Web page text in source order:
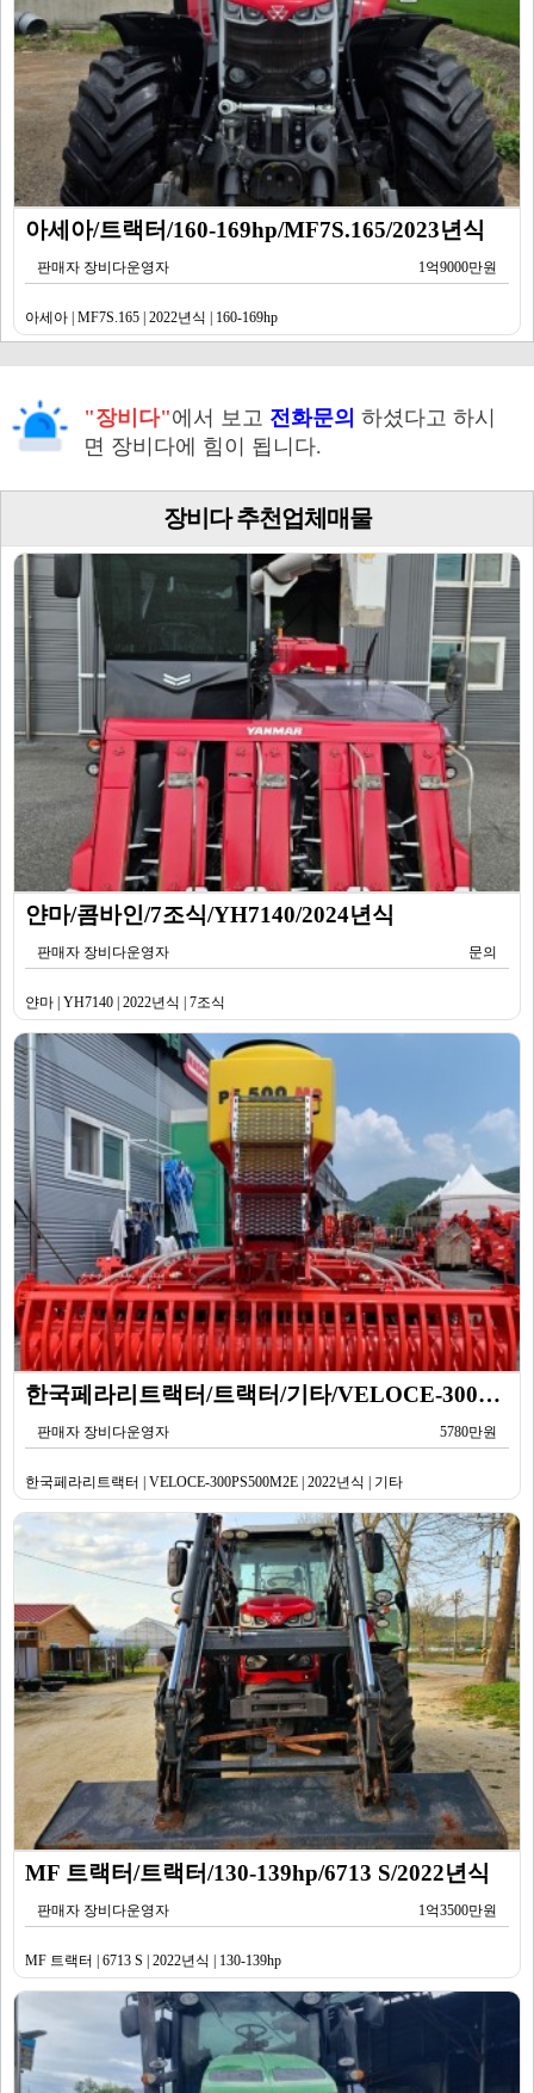
아세아/트랙터/160-169hp/MF7S.165/2023년식
판매자 장비다운영자 1억9000만원
아세아 | MF7S.165 | 2022년식 | 160-169hp
"장비다"에서 보고 전화문의 하셨다고 하시
면 장비다에 힘이 됩니다.
장비다 추천업체매물
얀마/콤바인/7조식/YH7140/2024년식
판매자 장비다운영자 문의
얀마 | YH7140 | 2022년식 | 7조식
한국페라리트랙터/트랙터/기타/VELOCE-300PS500M2E/2022년식
판매자 장비다운영자 5780만원
한국페라리트랙터 | VELOCE-300PS500M2E | 2022년식 | 기타
MF 트랙터/트랙터/130-139hp/6713 S/2022년식
판매자 장비다운영자 1억3500만원
MF 트랙터 | 6713 S | 2022년식 | 130-139hp